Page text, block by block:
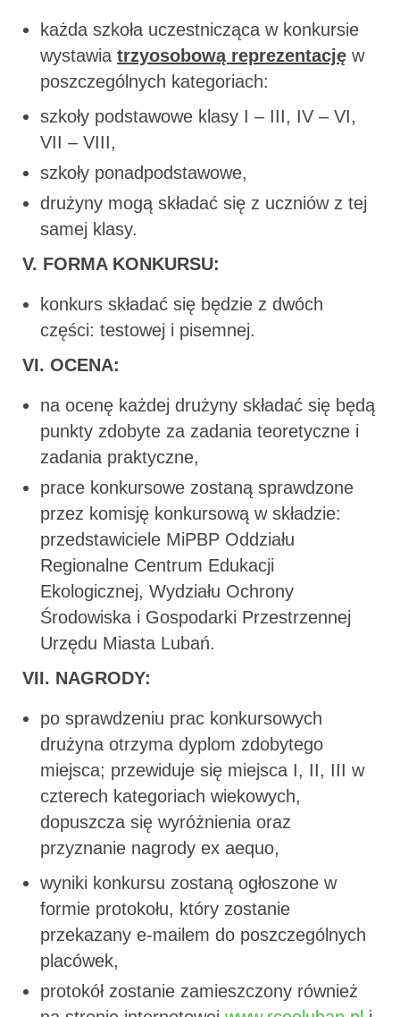
każda szkoła uczestnicząca w konkursie
wystawia trzyosobową reprezentację w
poszczególnych kategoriach:
szkoły podstawowe klasy I – III, IV – VI,
VII – VIII,
szkoły ponadpodstawowe,
drużyny mogą składać się z uczniów z tej
samej klasy.
V. FORMA KONKURSU:
konkurs składać się będzie z dwóch
części: testowej i pisemnej.
VI. OCENA:
na ocenę każdej drużyny składać się będą
punkty zdobyte za zadania teoretyczne i
zadania praktyczne,
prace konkursowe zostaną sprawdzone
przez komisję konkursową w składzie:
przedstawiciele MiPBP Oddziału
Regionalne Centrum Edukacji
Ekologicznej, Wydziału Ochrony
Środowiska i Gospodarki Przestrzennej
Urzędu Miasta Lubań.
VII. NAGRODY:
po sprawdzeniu prac konkursowych
drużyna otrzyma dyplom zdobytego
miejsca; przewiduje się miejsca I, II, III w
czterech kategoriach wiekowych,
dopuszcza się wyróżnienia oraz
przyznanie nagrody ex aequo,
wyniki konkursu zostaną ogłoszone w
formie protokołu, który zostanie
przekazany e-mailem do poszczególnych
placówek,
protokół zostanie zamieszczony również